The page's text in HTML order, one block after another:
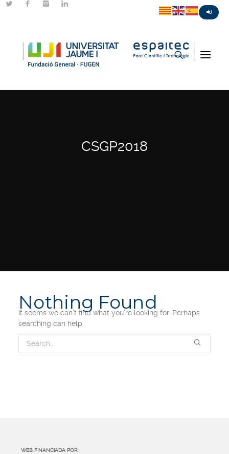
CSGP2018
Nothing Found
It seems we can’t find what you’re looking for. Perhaps
searching can help.
WEB FINANCIADA POR: